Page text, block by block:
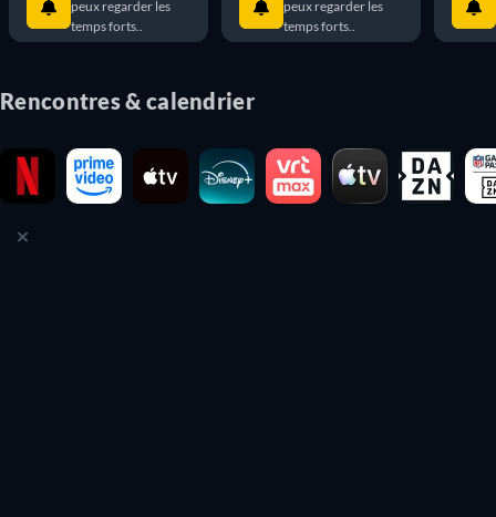
peux regarder les
temps forts..
peux regarder les
temps forts..
Rencontres & calendrier